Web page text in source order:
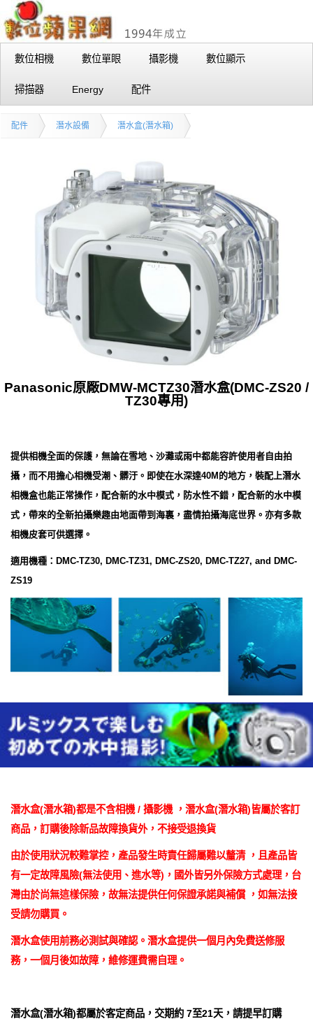
數位相機 數位單眼 攝影機 數位顯示
掃描器 Energy 配件
配件 潛水設備 潛水盒(潛水箱)
Panasonic原廠DMW-MCTZ30潛水盒(DMC-ZS20 /
TZ30專用)
提供相機全面的保護，無論在雪地、沙灘或雨中都能容許使用者自由拍
攝，而不用擔心相機受潮、髒汙。即使在水深達40M的地方，裝配上潛水
相機盒也能正常操作，配合新的水中模式，防水性不錯，配合新的水中模
式，帶來的全新拍攝樂趣由地面帶到海裏，盡情拍攝海底世界。亦有多款
相機皮套可供選擇。
適用機種：DMC-TZ30, DMC-TZ31, DMC-ZS20, DMC-TZ27, and DMC-
ZS19
潛水盒(潛水箱)都是不含相機 / 攝影機 ，潛水盒(潛水箱)皆屬於客訂
商品，訂購後除新品故障換貨外，不接受退換貨
由於使用狀況較難掌控，產品發生時責任歸屬難以釐清 ，且產品皆
有一定故障風險(無法使用、進水等)，國外皆另外保險方式處理，台
灣由於尚無這樣保險，故無法提供任何保證承諾與補償 ，如無法接
受請勿購買。
潛水盒使用前務必測試與確認。潛水盒提供一個月內免費送修服
務，一個月後如故障，維修運費需自理。
潛水盒(潛水箱)都屬於客定商品，交期約 7至21天，請提早訂購